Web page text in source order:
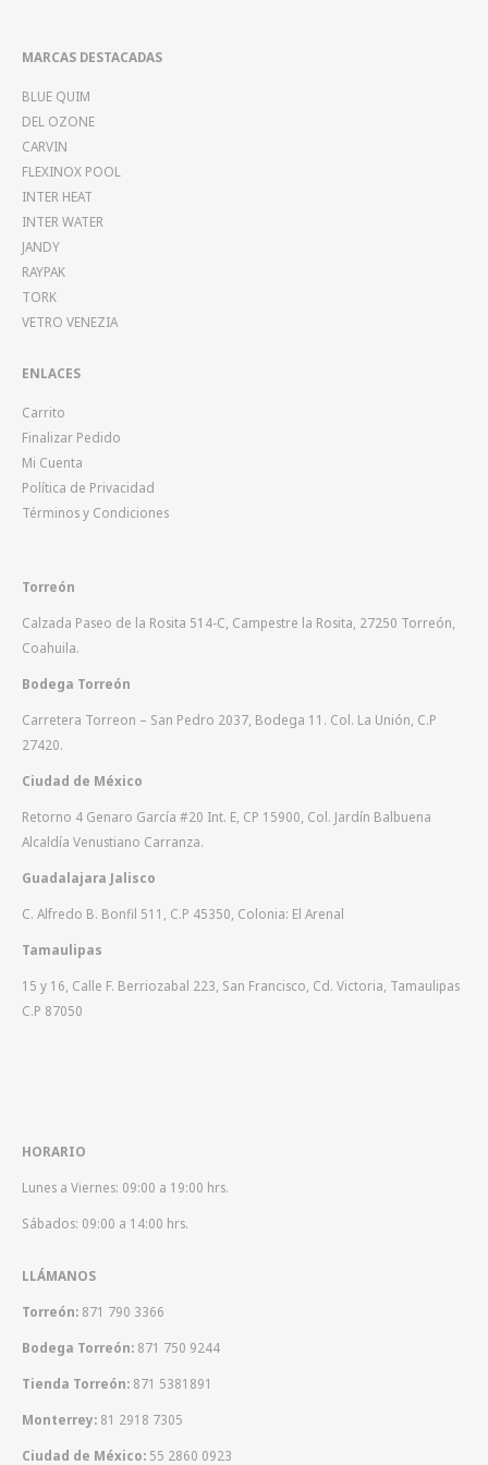
MARCAS DESTACADAS
BLUE QUIM
DEL OZONE
CARVIN
FLEXINOX POOL
INTER HEAT
INTER WATER
JANDY
RAYPAK
TORK
VETRO VENEZIA
ENLACES
Carrito
Finalizar Pedido
Mi Cuenta
Política de Privacidad
Términos y Condiciones
Torreón
Calzada Paseo de la Rosita 514-C, Campestre la Rosita, 27250 Torreón,
Coahuila.
Bodega Torreón
Carretera Torreon – San Pedro 2037, Bodega 11. Col. La Unión, C.P
27420.
Ciudad de México
Retorno 4 Genaro García #20 Int. E, CP 15900, Col. Jardín Balbuena
Alcaldía Venustiano Carranza.
Guadalajara Jalisco
C. Alfredo B. Bonfil 511, C.P 45350, Colonia: El Arenal
Tamaulipas
15 y 16, Calle F. Berriozabal 223, San Francisco, Cd. Victoria, Tamaulipas
C.P 87050
HORARIO
Lunes a Viernes: 09:00 a 19:00 hrs.
Sábados: 09:00 a 14:00 hrs.
LLÁMANOS
Torreón: 871 790 3366
Bodega Torreón: 871 750 9244
Tienda Torreón: 871 5381891
Monterrey: 81 2918 7305
Ciudad de México: 55 2860 0923